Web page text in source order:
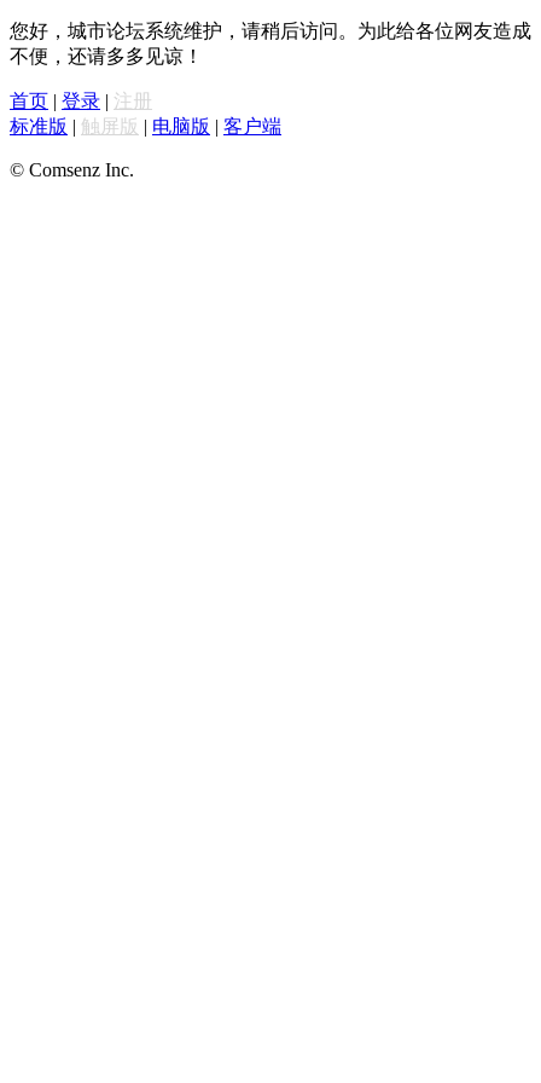
您好，城市论坛系统维护，请稍后访问。为此给各位网友造成
不便，还请多多见谅！
首页 | 登录 | 注册
标准版 | 触屏版 | 电脑版 | 客户端
© Comsenz Inc.